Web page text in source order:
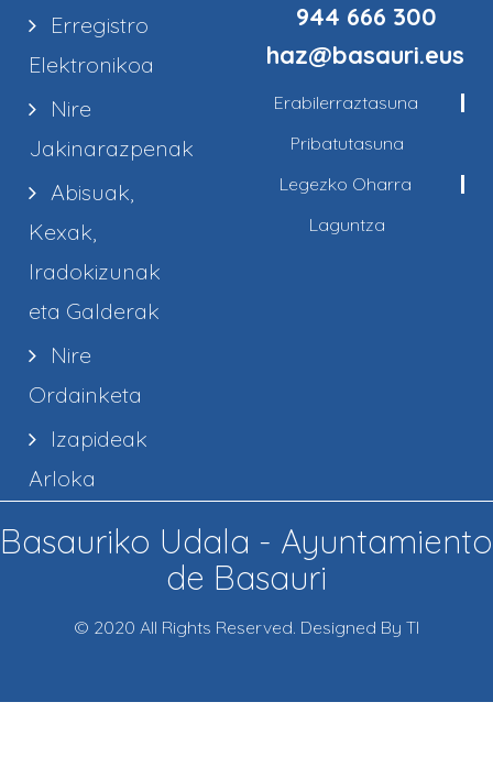
Erregistro
Elektronikoa
Nire
Jakinarazpenak
Abisuak,
Kexak,
Iradokizunak
eta Galderak
Nire
Ordainketa
Izapideak
Arloka
944 666 300
haz@basauri.eus
Erabilerraztasuna
Pribatutasuna
Legezko Oharra
Laguntza
Basauriko Udala - Ayuntamiento
de Basauri
© 2020 All Rights Reserved. Designed By TI